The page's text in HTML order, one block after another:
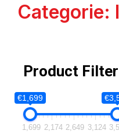
Categorie:
Product Filter
€1,699
1,699 2,174 2,649 3,124